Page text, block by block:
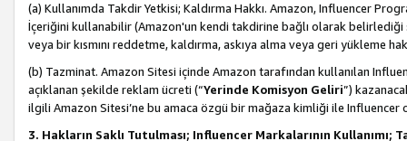
(a) Kullanımda Takdir Yetkisi; Kaldırma Hakkı. Amazon, Influencer
İçeriğini kullanabilir (Amazon'un kendi takdirine bağlı olarak belirlediği
veya bir kısmını reddetme, kaldırma, askıya alma veya geri yükleme
(b) Tazminat. Amazon Sitesi içinde Amazon tarafından kullanılan
açıklanan şekilde reklam ücreti (“Yerinde Komisyon Geliri”)
ilgili Amazon Sitesi’ne bu amaca özgü bir mağaza kimliği ile Influencer
3. Hakların Saklı Tutulması; Influencer Markalarının Kullanımı;